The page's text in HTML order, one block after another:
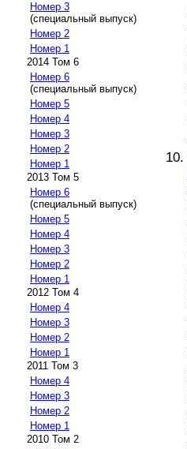
Номер 3
(специальный выпуск)
Номер 2
Номер 1
2014 Том 6
Номер 6
(специальный выпуск)
Номер 5
Номер 4
Номер 3
Номер 2
Номер 1
2013 Том 5
Номер 6
(специальный выпуск)
Номер 5
Номер 4
Номер 3
Номер 2
Номер 1
2012 Том 4
Номер 4
Номер 3
Номер 2
Номер 1
2011 Том 3
Номер 4
Номер 3
Номер 2
Номер 1
2010 Том 2